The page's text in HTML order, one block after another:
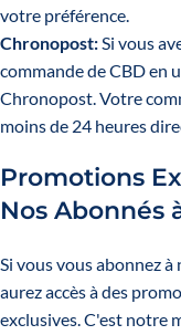
votre préférence.
Chronopost:Si vous
commande de CBD en
Chronopost. Votre
moins de 24 heures
Promotions
Nos Abonnés
Si vous vous abonnez
aurez accès à des
exclusives. C'est notre